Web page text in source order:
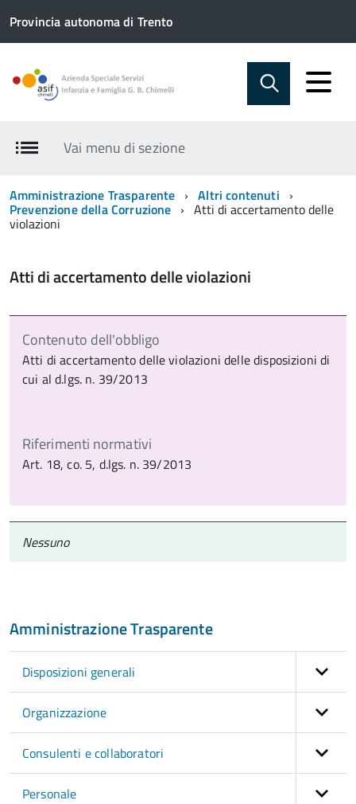
Provincia autonoma di Trento
Vai menu di sezione
Amministrazione Trasparente Altri contenuti
Prevenzione della Corruzione Atti di accertamento delle
violazioni
Atti di accertamento delle violazioni
Contenuto dell'obbligo
Atti di accertamento delle violazioni delle disposizioni di
cui al d.lgs. n. 39/2013
Riferimenti normativi
Art. 18, co. 5, d.lgs. n. 39/2013
Nessuno
Amministrazione Trasparente
Disposizioni generali
Organizzazione
Consulenti e collaboratori
Personale